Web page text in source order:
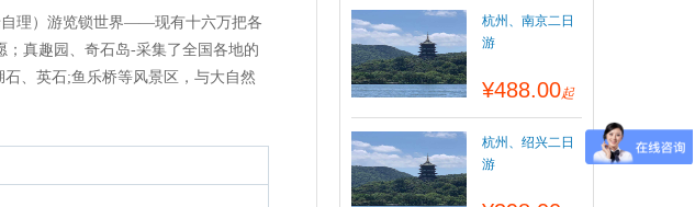
自理）游览锁世界——现有十六万把各
真趣园、奇石岛-采集了全国各地的
、英石;鱼乐桥等风景区，与大自然
杭州、南京二日
游
¥488.00起
杭州、绍兴二日
游